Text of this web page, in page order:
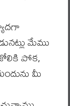
మేము
పోక,
మీ